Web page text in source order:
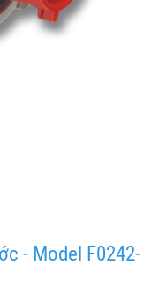
- Model F0242-